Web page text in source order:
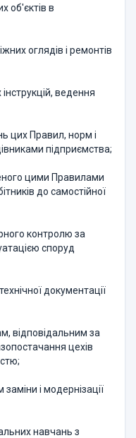
об'єктів в
оглядів і ремонтів
ведення
цих Правил, норм і
підприємства;
цими Правилами
до самостійної
контролю за
споруд
документації
відповідальним за
цехів
і модернізації
навчань з